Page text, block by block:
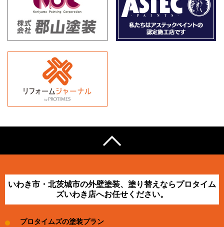
いわき市・北茨城市の外壁塗装、塗り替えならプロタイム
ズいわき店へお任せください。
プロタイムズの塗装プラン